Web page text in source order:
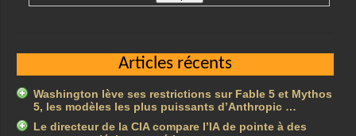
Articles récents
Washington lève ses restrictions sur Fable 5 et Mythos
5, les modèles les plus puissants d’Anthropic …
Le directeur de la CIA compare l’IA de pointe à des